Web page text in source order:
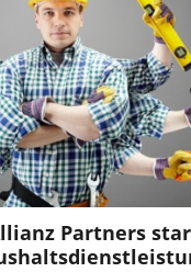
Partners